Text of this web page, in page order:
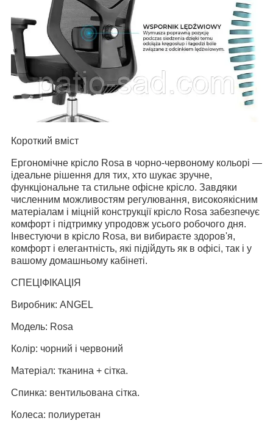
Короткий вміст
Ергономічне крісло Rosa в чорно-червоному кольорі —
ідеальне рішення для тих, хто шукає зручне,
функціональне та стильне офісне крісло. Завдяки
численним можливостям регулювання, високоякісним
матеріалам і міцній конструкції крісло Rosa забезпечує
комфорт і підтримку упродовж усього робочого дня.
Інвестуючи в крісло Rosa, ви вибираєте здоров'я,
комфорт і елегантність, які підійдуть як в офісі, так і у
вашому домашньому кабінеті.
СПЕЦІФІКАЦІЯ
Виробник: ANGEL
Модель: Rosa
Колір: чорний і червоний
Матеріал: тканина + сітка.
Спинка: вентильована сітка.
Колеса: полиуретан